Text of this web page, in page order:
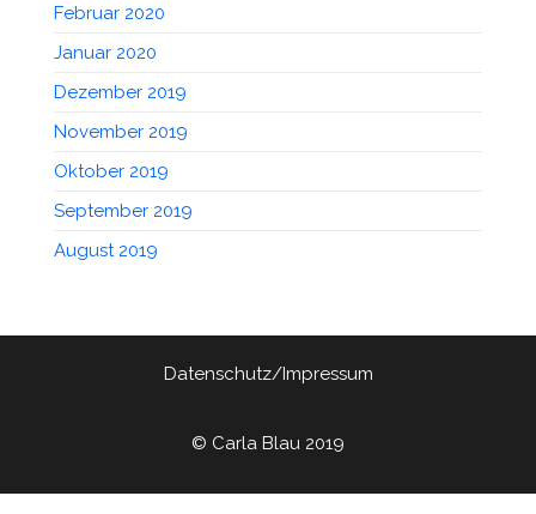
Februar 2020
Januar 2020
Dezember 2019
November 2019
Oktober 2019
September 2019
August 2019
Datenschutz/Impressum
© Carla Blau 2019